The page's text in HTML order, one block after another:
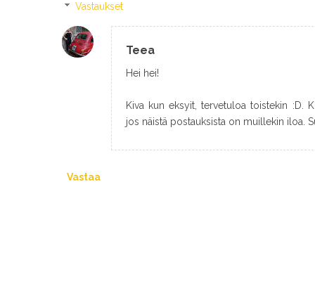
Vastaukset
Teea
Hei hei!
Kiva kun eksyit, tervetuloa toistekin :D.
jos näistä postauksista on muillekin iloa.
Vastaa